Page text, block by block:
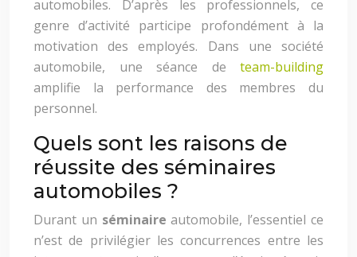
automobiles. D’après les professionnels, ce
genre d’activité participe profondément à la
motivation des employés. Dans une société
automobile, une séance de team-building
amplifie la performance des membres du
personnel.
Quels sont les raisons de
réussite des séminaires
automobiles ?
Durant un séminaireautomobile, l’essentiel ce
n’est de privilégier les concurrences entre les